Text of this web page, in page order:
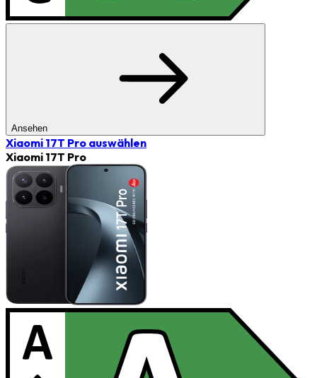
Ansehen
Xiaomi 17T Pro auswählen
Xiaomi 17T Pro